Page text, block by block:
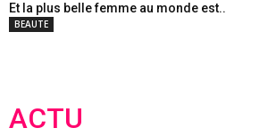
Et la plus belle femme au monde est..
BEAUTE
ACTU